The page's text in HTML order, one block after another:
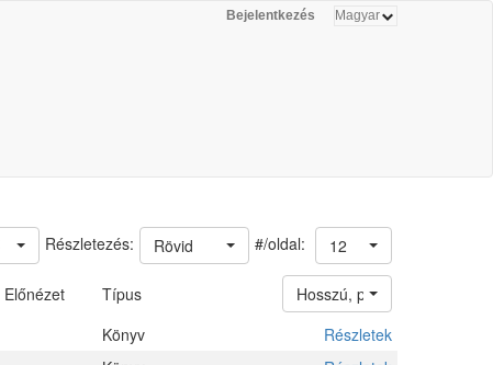
Bejelentkezés
#/oldal: 12
Rövid
Részletezés:
Előnézet Típus
Hosszú, példányokkal
Könyv
Részletek